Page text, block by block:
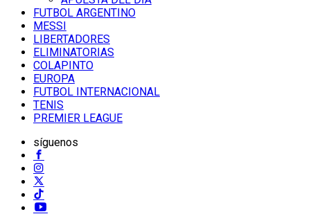
FUTBOL ARGENTINO
MESSI
LIBERTADORES
ELIMINATORIAS
COLAPINTO
EUROPA
FUTBOL INTERNACIONAL
TENIS
PREMIER LEAGUE
síguenos